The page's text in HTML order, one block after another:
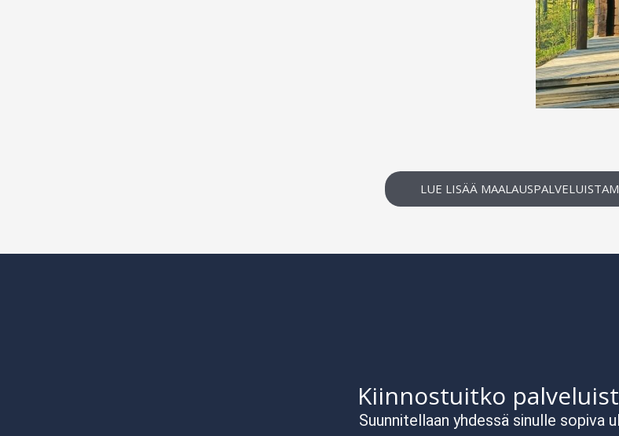
LUE LISÄÄ
Kiinnostuitko
Suunnitellaan yhdessä sinulle sopiva